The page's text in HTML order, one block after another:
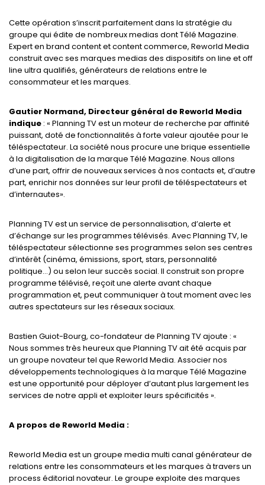
Cette opération s’inscrit parfaitement dans la stratégie du
groupe qui édite de nombreux medias dont Télé Magazine.
Expert en brand content et content commerce, Reworld Media
construit avec ses marques medias des dispositifs on line et off
line ultra qualifiés, générateurs de relations entre le
consommateur et les marques.
Gautier Normand, Directeur général de Reworld Media
indique : « Planning TV est un moteur de recherche par affinité
puissant, doté de fonctionnalités à forte valeur ajoutée pour le
téléspectateur. La société nous procure une brique essentielle
à la digitalisation de la marque Télé Magazine. Nous allons
d’une part, offrir de nouveaux services à nos contacts et, d’autre
part, enrichir nos données sur leur profil de téléspectateurs et
d’internautes».
Planning TV est un service de personnalisation, d’alerte et
d’échange sur les programmes télévisés. Avec Planning TV, le
téléspectateur sélectionne ses programmes selon ses centres
d’intérêt (cinéma, émissions, sport, stars, personnalité
politique…) ou selon leur succès social. Il construit son propre
programme télévisé, reçoit une alerte avant chaque
programmation et, peut communiquer à tout moment avec les
autres spectateurs sur les réseaux sociaux.
Bastien Guiot-Bourg, co-fondateur de Planning TV ajoute : «
Nous sommes très heureux que Planning TV ait été acquis par
un groupe novateur tel que Reworld Media. Associer nos
développements technologiques à la marque Télé Magazine
est une opportunité pour déployer d’autant plus largement les
services de notre appli et exploiter leurs spécificités ».
A propos de Reworld Media :
Reworld Media est un groupe media multi canal générateur de
relations entre les consommateurs et les marques à travers un
process éditorial novateur. Le groupe exploite des marques